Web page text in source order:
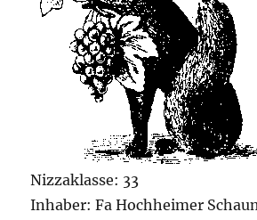
Nizzaklasse: 33
Inhaber: Fa Hochheimer